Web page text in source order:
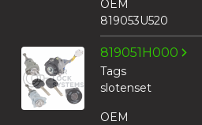
OEM
819053U520
819051H000
Tags
slotenset
OEM